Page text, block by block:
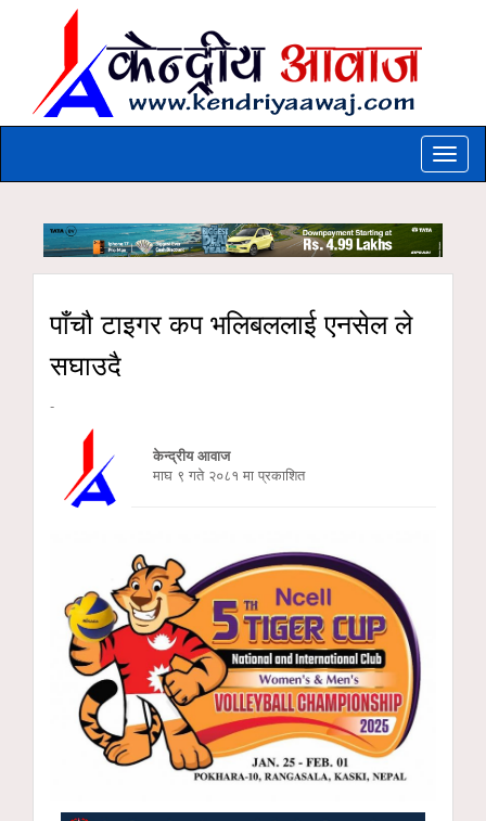
Toggle
पाँचौ टाइगर कप भलिबललाई एनसेल ले
सघाउदै
-
केन्द्रीय आवाज
माघ ९ गते २०८१ मा प्रकाशित